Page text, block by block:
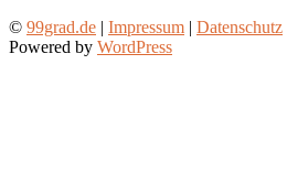
© 99grad.de | Impressum | Datenschutz
Powered by WordPress